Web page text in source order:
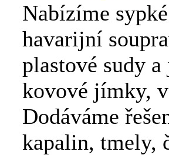
Nabízíme
havarijní
plastové sudy
kovové jímky,
Dodáváme
kapalin, tmely,